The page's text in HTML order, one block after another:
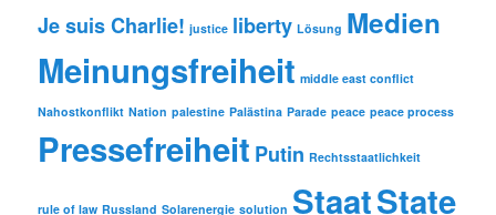
Je suis Charlie! justice liberty Lösung Medien
Meinungsfreiheit middle east conflict
Nahostkonflikt Nation palestine Palästina Parade peace peace process
Pressefreiheit Putin Rechtsstaatlichkeit
rule of law Russland Solarenergie solution StaatState